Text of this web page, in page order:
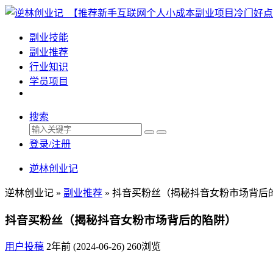
副业技能
副业推荐
行业知识
学员项目
搜索
登录/注册
逆林创业记
逆林创业记 » 副业推荐 » 抖音买粉丝（揭秘抖音女粉市场背后
抖音买粉丝（揭秘抖音女粉市场背后的陷阱）
用户投稿 2年前 (2024-06-26) 260浏览